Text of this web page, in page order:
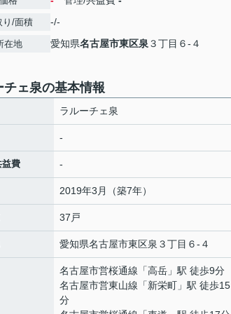
り/面積 -/-
在地 愛知県名古屋市東区泉 ３丁目６-４
チェ泉の基本情報
ラルーチェ泉
-
益費 -
2019年3月（築7年）
37戸
愛知県名古屋市東区泉 ３丁目６-４
名古屋市営桜通線 「高岳 」駅 徒歩9分
名古屋市営東山線 「新栄町 」駅 徒歩15
分